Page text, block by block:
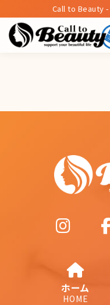
Call to Beauty -
ホーム
HOME